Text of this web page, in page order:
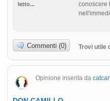
letto...
conoscere
Commenti (0) Trovi utile
Opinione inserita da